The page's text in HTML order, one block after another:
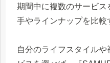
期間中に複数のサービ
手やラインナップを比較
自分のライフスタイル